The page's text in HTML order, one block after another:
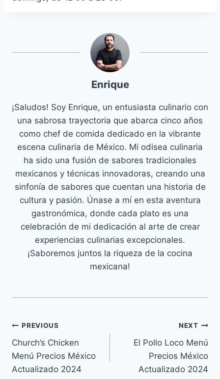
Enrique
¡Saludos! Soy Enrique, un entusiasta culinario con
una sabrosa trayectoria que abarca cinco años
como chef de comida dedicado en la vibrante
escena culinaria de México. Mi odisea culinaria
ha sido una fusión de sabores tradicionales
mexicanos y técnicas innovadoras, creando una
sinfonía de sabores que cuentan una historia de
cultura y pasión. Únase a mí en esta aventura
gastronómica, donde cada plato es una
celebración de mi dedicación al arte de crear
experiencias culinarias excepcionales.
¡Saboremos juntos la riqueza de la cocina
mexicana!
Navegación
de
entradas
PREVIOUS
Church’s Chicken
Menú Precios México
Actualizado 2024
NEXT
El Pollo Loco Menú
Precios México
Actualizado 2024